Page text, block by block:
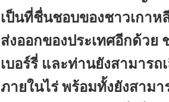
เป็นที่ชื่นชอบของชาวเกาห
ส่งออกของประเทศอีกด้ว
เบอร์รี่ และท่านยังสามารถ
ภายในไร่ พร้อมทั้งยังสาม